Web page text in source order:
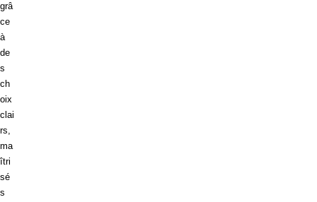
grâ
ce
à
de
s
ch
oix
clai
rs,
ma
îtri
sé
s